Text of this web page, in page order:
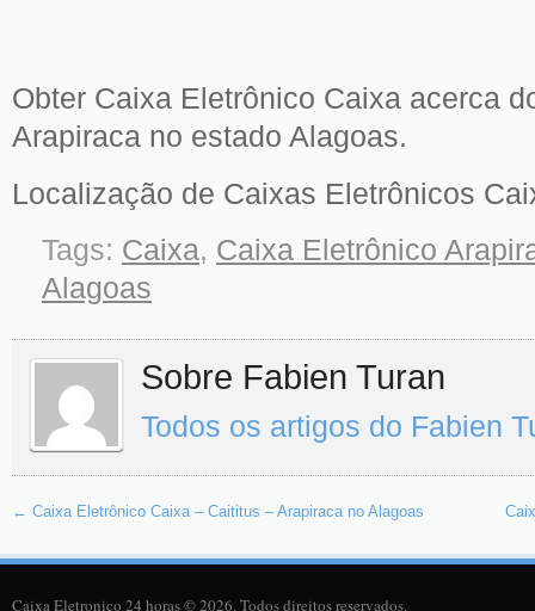
Obter Caixa Eletrônico Caixa acerca
Arapiraca no estado Alagoas.
Localização de Caixas Eletrônicos
Tags: Caixa, Caixa Eletrônico
Alagoas
Sobre Fabien Turan
Todos os artigos do Fabien
← Caixa Eletrônico Caixa – Caititus – Arapiraca no Alagoas
Caixa Eletronico 24 horas © 2026. Todos direitos reservados.